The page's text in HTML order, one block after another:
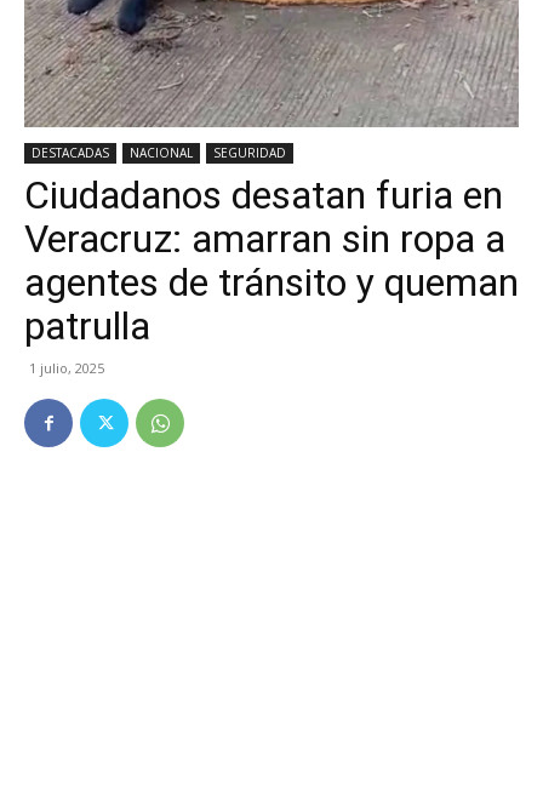
DESTACADAS NACIONAL SEGURIDAD
Ciudadanos desatan furia en
Veracruz: amarran sin ropa a
agentes de tránsito y queman
patrulla
1 julio, 2025